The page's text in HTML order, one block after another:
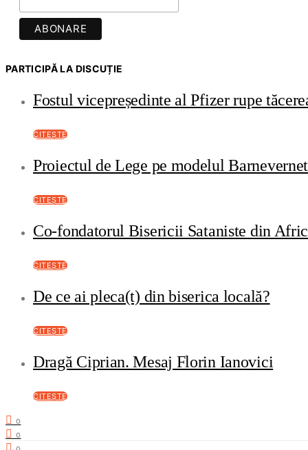
PARTICIPĂ LA DISCUȚIE
Fostul vicepreședinte al Pfizer rupe
CITEȘTE
Proiectul de Lege pe modelul
CITEȘTE
Co-fondatorul Bisericii Sataniste din
CITEȘTE
De ce ai pleca(t) din biserica locală?
CITEȘTE
Dragă Ciprian. Mesaj Florin Ianovici
CITEȘTE
0
0